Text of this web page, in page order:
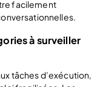
facilement
à surveiller
tâches d’exécution,